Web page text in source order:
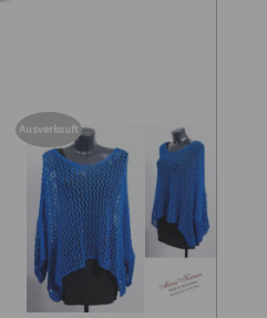
Ausverkauft